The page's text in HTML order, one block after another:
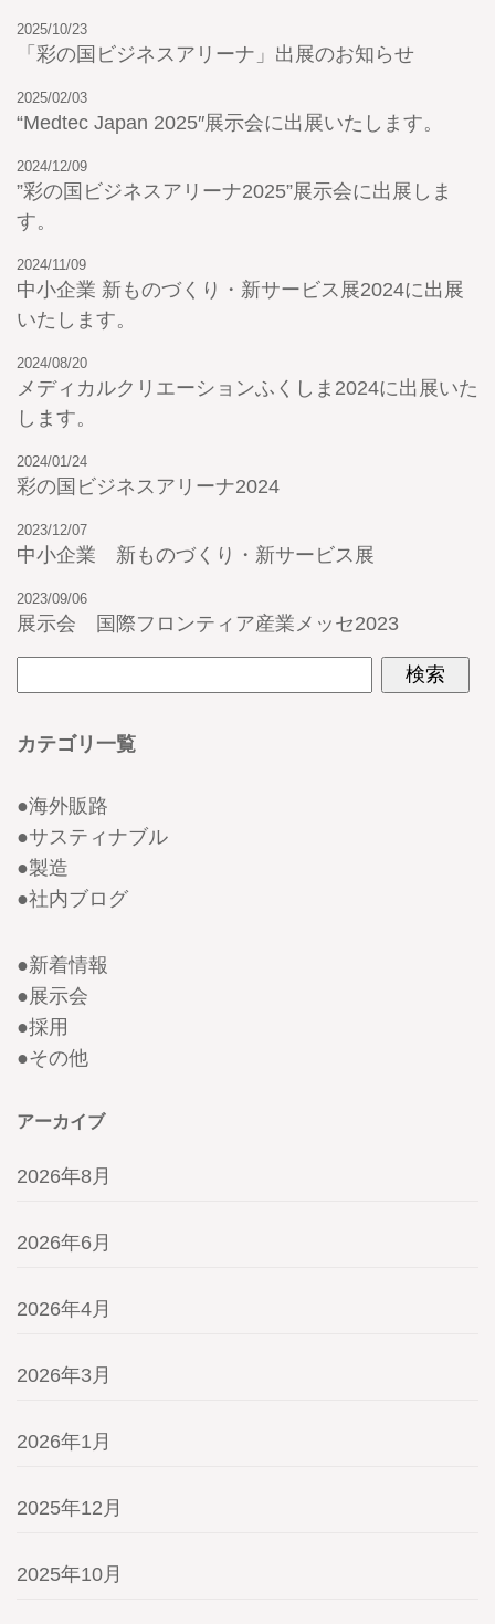
2025/10/23
「彩の国ビジネスアリーナ」出展のお知らせ
2025/02/03
“Medtec Japan 2025″展示会に出展いたします。
2024/12/09
”彩の国ビジネスアリーナ2025”展示会に出展しま
す。
2024/11/09
中小企業 新ものづくり・新サービス展2024に出展
いたします。
2024/08/20
メディカルクリエーションふくしま2024に出展いた
します。
2024/01/24
彩の国ビジネスアリーナ2024
2023/12/07
中小企業 新ものづくり・新サービス展
2023/09/06
展示会 国際フロンティア産業メッセ2023
カテゴリ一覧
●海外販路
●サスティナブル
●製造
●社内ブログ
●新着情報
●展示会
●採用
●その他
アーカイブ
2026年8月
2026年6月
2026年4月
2026年3月
2026年1月
2025年12月
2025年10月